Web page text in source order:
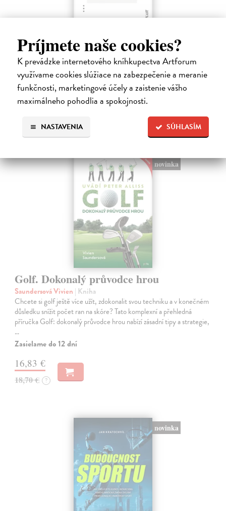
Príjmete naše cookies?
K prevádzke internetového kníhkupectva Artforum
využívame cookies slúžiace na zabezpečenie a meranie
funkčnosti, marketingové účely a zaistenie vášho
maximálneho pohodlia a spokojnosti.
SÚHLASÍM
NASTAVENIA
Moderná sebaobrana
Houdek Jasmína, Houdek Pavel| Kniha
Stretli ste sa niekedy so sexuálnym obťažovaním? Čelili ste
sexistickým vtipom alebo nevhodným narážkam svojho šéfa?
Na sklade ?
17,01 €
novinka
Golf. Dokonalý průvodce hrou
Saundersová Vivien | Kniha
Chcete si golf ještě více užít, zdokonalit svou techniku a v konečném
důsledku snížit počet ran na skóre? Tato komplexní a přehledná
příručka Golf: dokonalý průvodce hrou nabízí zásadní tipy a strategie,
…
Zasielame do 12 dní
16,83 €
18,70 € ?
novinka